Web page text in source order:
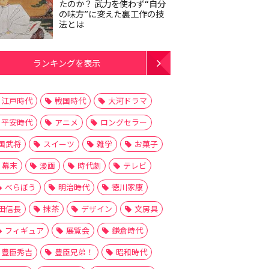
たのか？ 武力を使わず“自分
の味方”に変えた裏工作の技
法とは
ランキングを表示
江戸時代 戦国時代
大河ドラマ
平安時代
アニメ
ロングセラー
武将
スイーツ 雑学
お菓子
幕末
漫画 時代劇
テレビ
べらぼう
明治時代
徳川家康
信長
抹茶 デザイン
文房具
フィギュア
展覧会
鎌倉時代
豊臣秀吉
豊臣兄弟！
昭和時代